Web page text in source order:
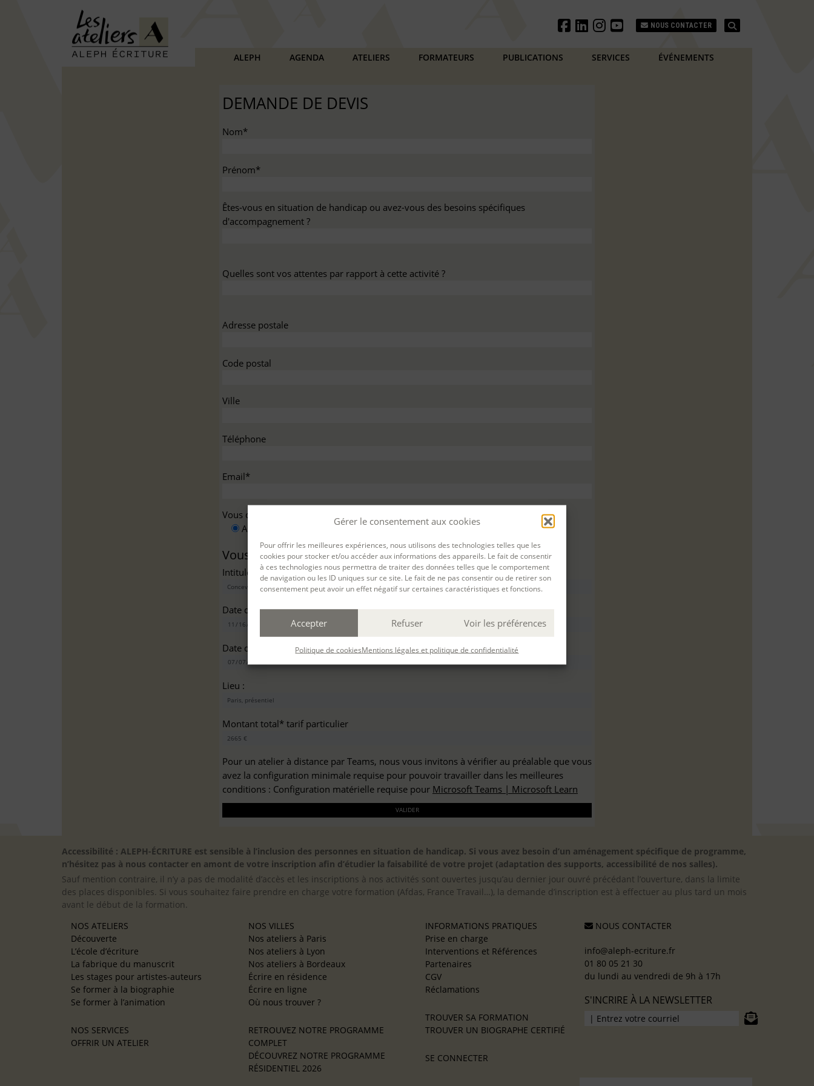
Gérer le consentement aux cookies
Pour offrir les meilleures expériences, nous utilisons des technologies telles que les
cookies pour stocker et/ou accéder aux informations des appareils. Le fait de consentir
à ces technologies nous permettra de traiter des données telles que le comportement
de navigation ou les ID uniques sur ce site. Le fait de ne pas consentir ou de retirer son
consentement peut avoir un effet négatif sur certaines caractéristiques et fonctions.
Accepter Refuser Voir les préférences
Politique de cookiesMentions légales et politique de confidentialité
NOUS CONTACTER
ALEPH AGENDA ATELIERS FORMATEURS PUBLICATIONS SERVICES ÉVÉNEMENTS
DEMANDE DE DEVIS
Nom*
Prénom*
Êtes-vous en situation de handicap ou avez-vous des besoins spécifiques
d'accompagnement ?
Quelles sont vos attentes par rapport à cette activité ?
Adresse postale
Code postal
Ville
Téléphone
Email*
Vous demandez ce devis :
A titre personnel
Pour bénéficier d’un financement
Vous souhaitez vous inscrire à :
Intitulé(s)*
Date de début*
Date de fin*
Lieu :
Montant total* tarif particulier
Pour un atelier à distance par Teams, nous vous invitons à vérifier au préalable que vous
avez la configuration minimale requise pour pouvoir travailler dans les meilleures
conditions : Configuration matérielle requise pour Microsoft Teams | Microsoft Learn
Accessibilité : ALEPH-ÉCRITURE est sensible à l’inclusion des personnes en situation de handicap. Si vous avez besoin d’un aménagement spécifique de programme,
n’hésitez pas à nous contacter en amont de votre inscription afin d’étudier la faisabilité de votre projet (adaptation des supports, accessibilité de nos salles).
Sauf mention contraire, il n’y a pas de modalité d’accès et les inscriptions à nos activités sont ouvertes jusqu’au dernier jour ouvré précédant l’ouverture, dans la limite
des places disponibles. Si vous souhaitez faire prendre en charge votre formation (Afdas, France Travail…), la demande d’inscription est à effectuer au plus tard un mois
avant le début de la formation.
NOS ATELIERS
Découverte
L’école d’écriture
La fabrique du manuscrit
Les stages pour artistes-auteurs
Se former à la biographie
Se former à l’animation
NOS SERVICES
OFFRIR UN ATELIER
NOS VILLES
Nos ateliers à Paris
Nos ateliers à Lyon
Nos ateliers à Bordeaux
Écrire en résidence
Écrire en ligne
Où nous trouver ?
RETROUVEZ NOTRE PROGRAMME
COMPLET
DÉCOUVREZ NOTRE PROGRAMME
RÉSIDENTIEL 2026
INFORMATIONS PRATIQUES
Prise en charge
Interventions et Références
Partenaires
CGV
Réclamations
TROUVER SA FORMATION
TROUVER UN BIOGRAPHE CERTIFIÉ
SE CONNECTER
NOUS CONTACTER
info@aleph-ecriture.fr
01 80 05 21 30
du lundi au vendredi de 9h à 17h
S'INCRIRE À LA NEWSLETTER